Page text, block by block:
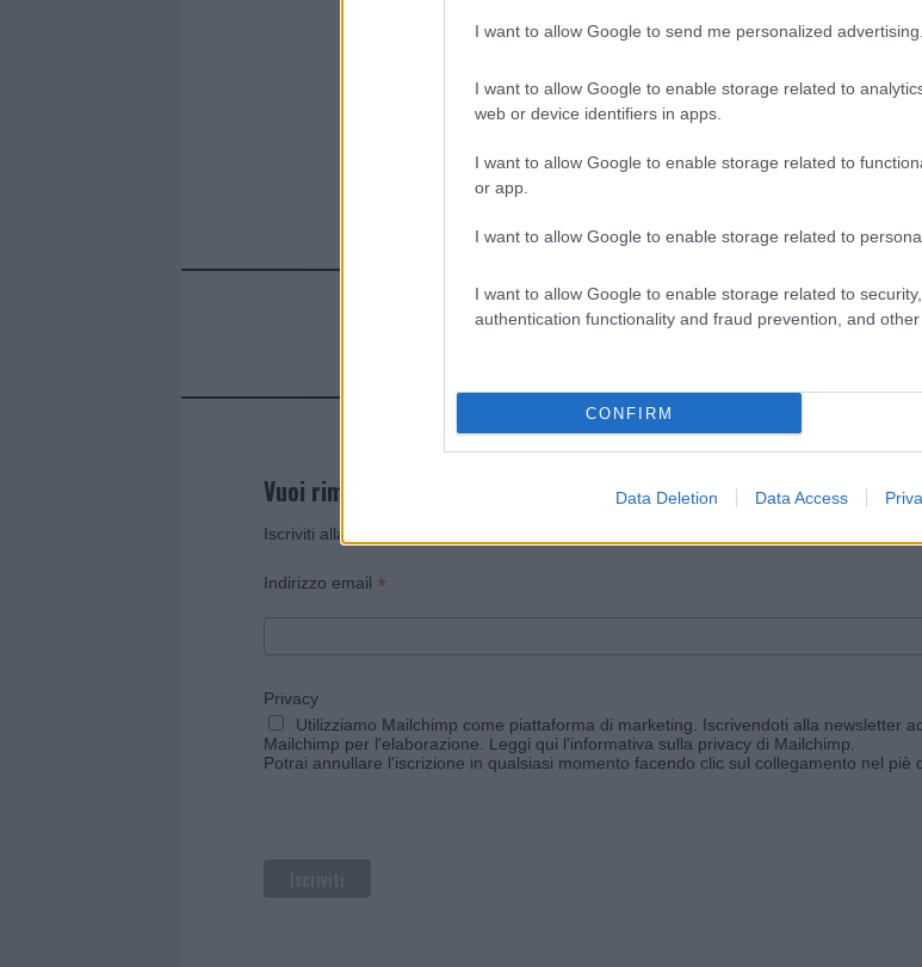
I want to allow Google to send me personalized advertising.
I want to allow Google to enable storage related to
web or device identifiers in apps.
I want to allow Google to enable storage related to
or app.
I want to allow Google to enable storage related to
I want to allow Google to enable storage related to
authentication functionality and fraud prevention, and other
CONFIRM
Data Deletion Data Access
Invia un Comunicato Stampa|
Vuoi rimanere sempre aggiornato?
Iscriviti alla newsletter di Gallura Oggi e ricevi le nostre email periodiche contenenti le
Indirizzo email *
Privacy
Utilizziamo Mailchimp come piattaforma di marketing. Iscrivendoti alla newsletter
Mailchimp per l'elaborazione. Leggi qui l'informativa sulla privacy di Mailchimp
Potrai annullare l'iscrizione in qualsiasi momento facendo clic sul collegamento nel piè